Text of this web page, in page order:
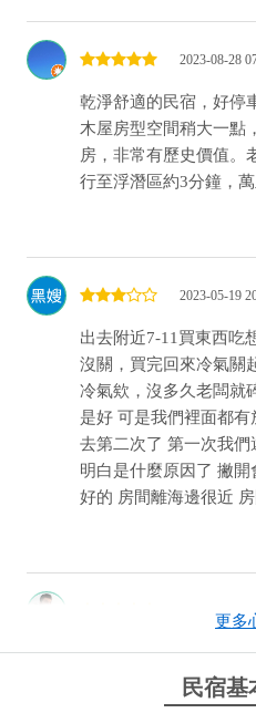
2023-08-28
乾淨舒適的民宿，好停
木屋房型空間稍大一點
房，非常有歷史價值。
行至浮潛區約3分鐘，
2023-05-19
出去附近7-11買東西吃
沒關，買完回來冷氣關
冷氣欸，沒多久老闆就
是好 可是我們裡面都
去第二次了 第一次我
明白是什麼原因了 撇
好的 房間離海邊很近
2022-12-04
第一次到訪已經是3年
已經變成一家三口 環
讓疫情期間住的更安心
更多
民宿基